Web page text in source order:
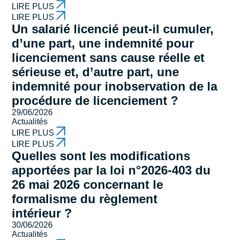
LIRE PLUS
LIRE PLUS
Un salarié licencié peut-il cumuler,
d’une part, une indemnité pour
licenciement sans cause réelle et
sérieuse et, d’autre part, une
indemnité pour inobservation de la
procédure de licenciement ?
29/06/2026
Actualités
LIRE PLUS
LIRE PLUS
Quelles sont les modifications
apportées par la loi n°2026-403 du
26 mai 2026 concernant le
formalisme du règlement
intérieur ?
30/06/2026
Actualités